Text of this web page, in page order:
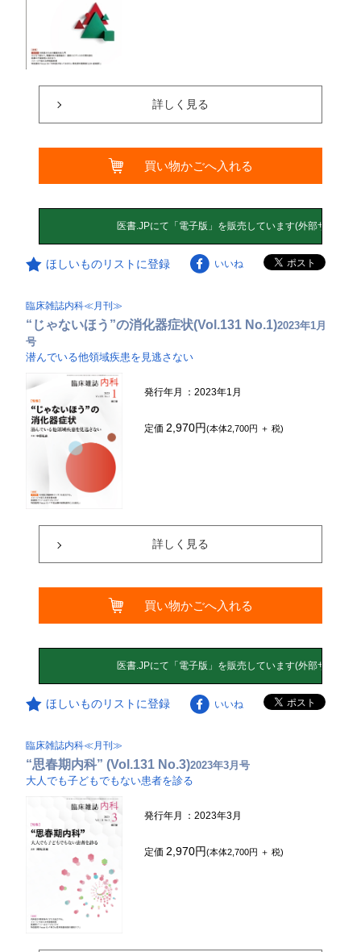
詳しく見る
買い物かごへ入れる
ほしいものリストに登録 いいね
臨床雑誌内科≪月刊≫
“じゃないほう”の消化器症状(Vol.131 No.1)2023年1月
号
潜んでいる他領域疾患を見逃さない
発行年月 ：2023年1月
定価2,970円(本体2,700円 ＋ 税)
詳しく見る
買い物かごへ入れる
ほしいものリストに登録 いいね
臨床雑誌内科≪月刊≫
“思春期内科” (Vol.131 No.3)2023年3月号
大人でも子どもでもない患者を診る
発行年月 ：2023年3月
定価2,970円(本体2,700円 ＋ 税)